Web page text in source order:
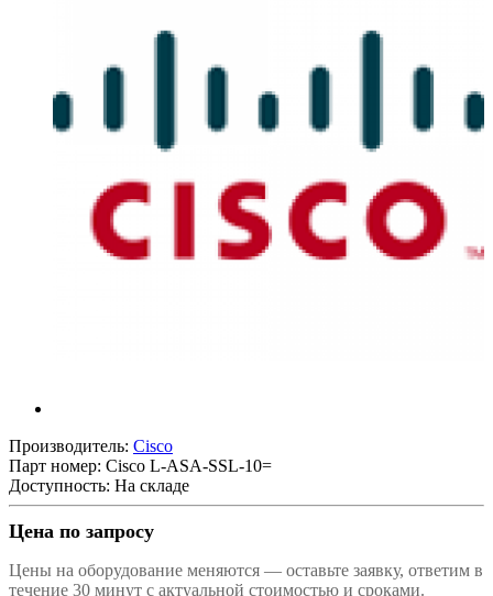
Производитель: Cisco
Парт номер: Cisco L-ASA-SSL-10=
Доступность: На складе
Цена по запросу
Цены на оборудование меняются — оставьте заявку, ответим в
течение 30 минут с актуальной стоимостью и сроками.